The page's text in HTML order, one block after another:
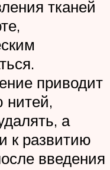
тканей
приводит
нитей,
а
к развитию
введения